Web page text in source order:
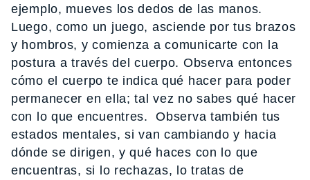
ejemplo, mueves los dedos de las manos.
Luego, como un juego, asciende por tus brazos
y hombros, y comienza a comunicarte con la
postura a través del cuerpo. Observa entonces
cómo el cuerpo te indica qué hacer para poder
permanecer en ella; tal vez no sabes qué hacer
con lo que encuentres. Observa también tus
estados mentales, si van cambiando y hacia
dónde se dirigen, y qué haces con lo que
encuentras, si lo rechazas, lo tratas de